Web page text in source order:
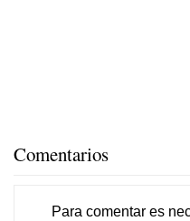
Comentarios
Para comentar es